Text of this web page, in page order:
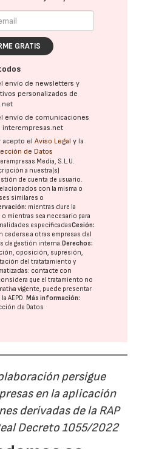
GRATIS
envío de newsletters y
personalizados de
envío de comunicaciones
interempresas.net
acepto elAviso Legal y la
de Datos
Media, S.L.U.
a nuestra(s)
de cuenta de usuario.
con la misma o
similares o
mientras dure la
mientras sea necesario para
especificadasCesión:
cederse a otras empresas del
de gestión interna. Derechos:
oposición, supresión,
del tratatamiento y
contacte con
que el tratamiento no
vigente, puede presentar
laAEPD. Más información:
de Datos
persigue
en la aplicación
derivadas de la RAP
Decreto 1055/2022